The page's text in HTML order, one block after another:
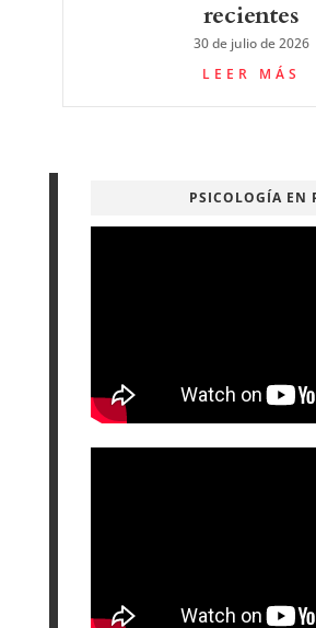
recientes
30 de julio de 2026
LEER MÁS
PSICOLOGÍA EN